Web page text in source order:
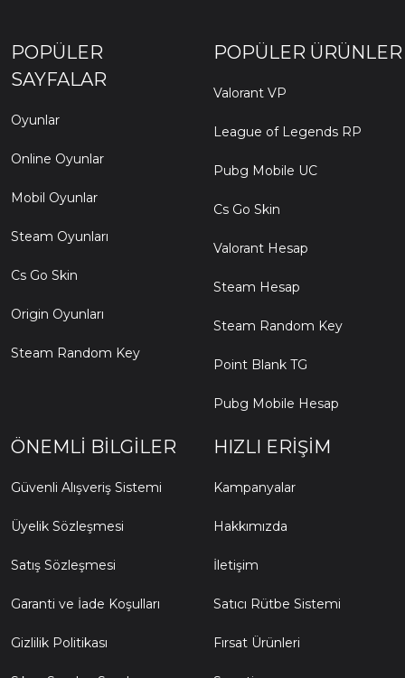
POPÜLER
SAYFALAR
Oyunlar
Online Oyunlar
Mobil Oyunlar
Steam Oyunları
Cs Go Skin
Origin Oyunları
Steam Random Key
POPÜLER ÜRÜNLER
Valorant VP
League of Legends RP
Pubg Mobile UC
Cs Go Skin
Valorant Hesap
Steam Hesap
Steam Random Key
Point Blank TG
Pubg Mobile Hesap
ÖNEMLI BILGILER
Güvenli Alışveriş Sistemi
Üyelik Sözleşmesi
Satış Sözleşmesi
Garanti ve İade Koşulları
Gizlilik Politikası
HIZLI ERIŞIM
Kampanyalar
Hakkımızda
İletişim
Satıcı Rütbe Sistemi
Fırsat Ürünleri